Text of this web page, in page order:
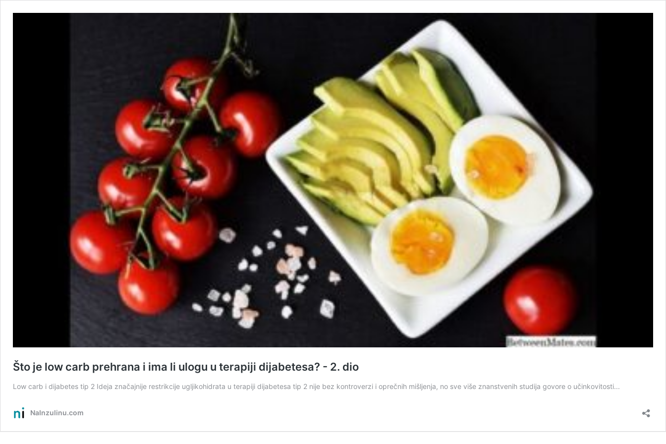
Što je low carb prehrana i ima li ulogu u terapiji dijabetesa? - 2. dio
Low carb i dijabetes tip 2 Ideja značajnije restrikcije ugljikohidrata u terapiji dijabetesa tip 2 nije bez kontroverzi i oprečnih mišljenja, no sve više znanstvenih studija govore o učinkovitosti...
NaInzulinu.com